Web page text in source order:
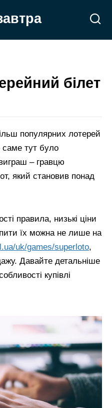
білет
популярних лотерей
саме тут було
– гравцю
який становив понад
правила, низькі ціни
їх можна не лише на
uk/games/superloto,
Давайте детальніше
купівлі